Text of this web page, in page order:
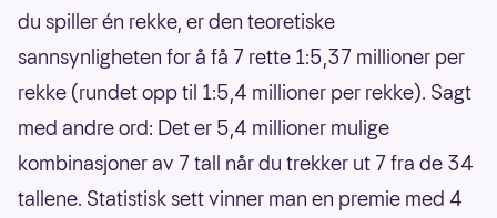
du spiller én rekke, er den teoretiske
sannsynligheten for å få 7 rette 1:5,37 millioner per
rekke (rundet opp til 1:5,4 millioner per rekke). Sagt
med andre ord: Det er 5,4 millioner mulige
kombinasjoner av 7 tall når du trekker ut 7 fra de 34
tallene. Statistisk sett vinner man en premie med 4